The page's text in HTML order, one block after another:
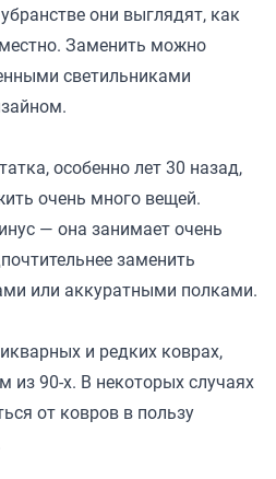
они выглядят, как
Заменить можно
светильниками
особенно лет 30 назад,
очень много вещей.
— она занимает очень
заменить
или аккуратными полками.
и редких коврах,
из 90-х. В некоторых случаях
от ковров в пользу